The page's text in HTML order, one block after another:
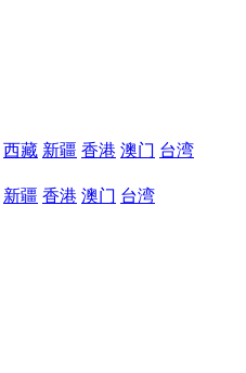
西藏 新疆 香港 澳门 台湾
新疆 香港 澳门 台湾